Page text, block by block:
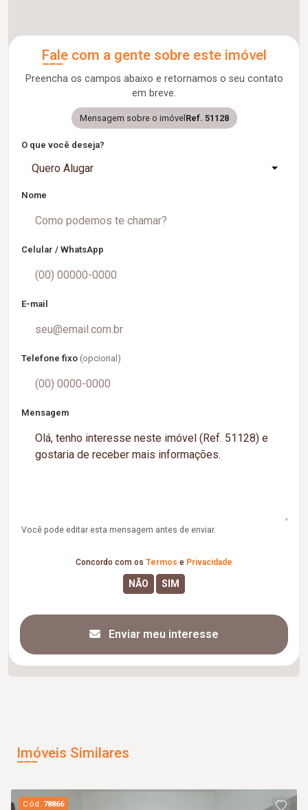
Fale com a gente sobre este imóvel
Preencha os campos abaixo e retornamos o seu contato
em breve.
Mensagem sobre o imóvel Ref. 51128
O que você deseja?
Quero Alugar
Nome
Celular / WhatsApp
E-mail
Telefone fixo (opcional)
Mensagem
Você pode editar esta mensagem antes de enviar.
Concordo com os Termos e Privacidade
Enviar meu interesse
Imóveis Similares
Cód. 78866